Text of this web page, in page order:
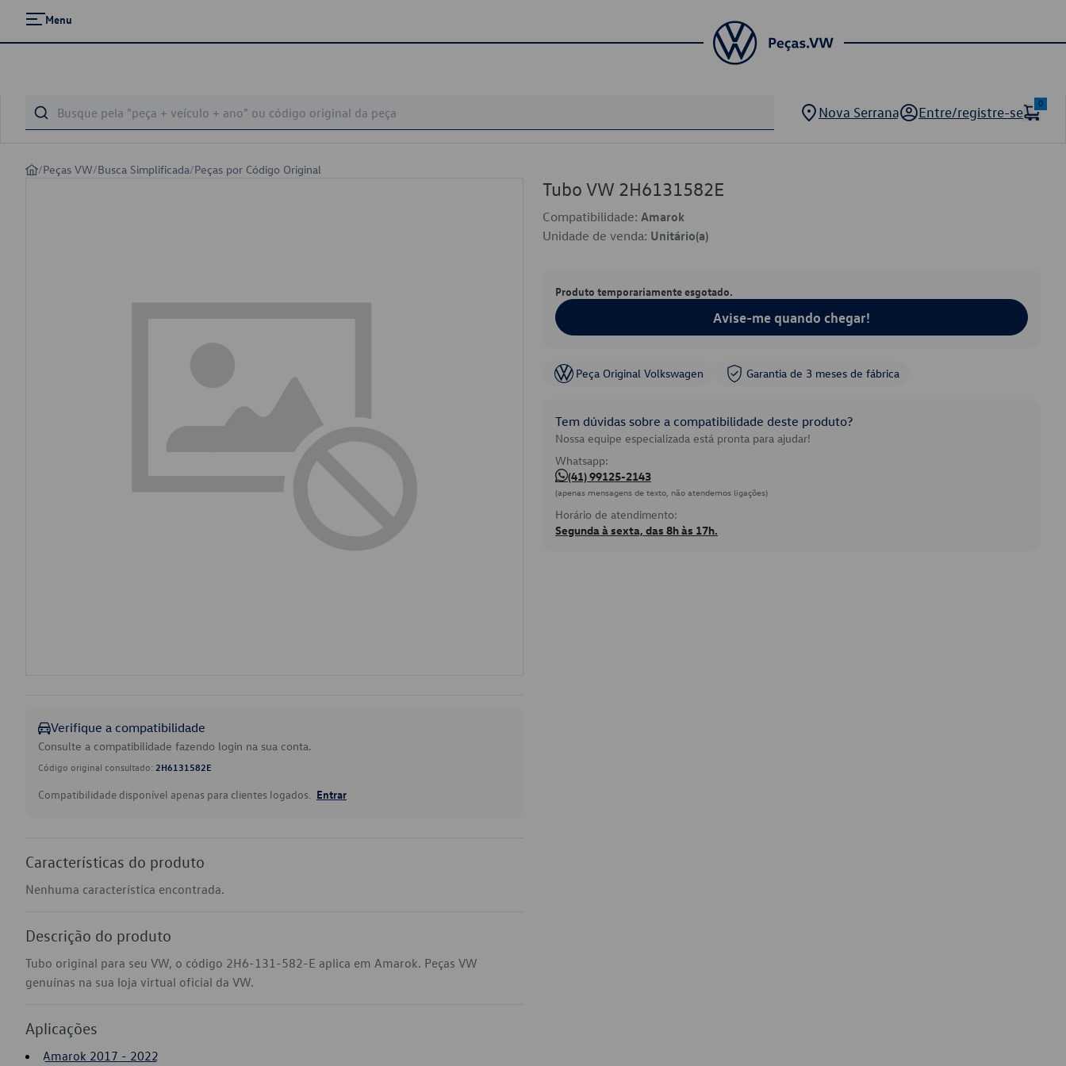
Menu
Nova Serrana Entre/registre-se
0
/Peças VW/Busca Simplificada/Peças por Código Original
Verifique a compatibilidade
Consulte a compatibilidade fazendo login na sua conta.
Código original consultado: 2H6131582E
Compatibilidade disponível apenas para clientes logados. Entrar
Características do produto
Nenhuma característica encontrada.
Descrição do produto
Tubo original para seu VW, o código 2H6-131-582-E aplica em Amarok. Peças VW
genuínas na sua loja virtual oficial da VW.
Aplicações
Amarok 2017 - 2022
Tubo VW 2H6131582E
Compatibilidade: Amarok
Unidade de venda: Unitário(a)
Produto temporariamente esgotado.
Avise-me quando chegar!
Peça Original Volkswagen Garantia de 3 meses de fábrica
Tem dúvidas sobre a compatibilidade deste produto?
Nossa equipe especializada está pronta para ajudar!
Whatsapp:
(41) 99125-2143
(apenas mensagens de texto, não atendemos ligações)
Horário de atendimento:
Segunda à sexta, das 8h às 17h.